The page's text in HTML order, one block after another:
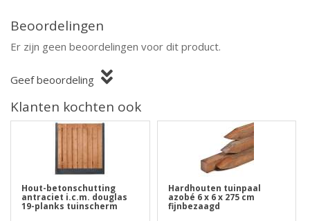
Beoordelingen
Er zijn geen beoordelingen voor dit product.
Geef beoordeling
Klanten kochten ook
Hout-betonschutting
antraciet i.c.m. douglas
19-planks tuinscherm
Hardhouten tuinpaal
azobé 6 x 6 x 275 cm
fijnbezaagd